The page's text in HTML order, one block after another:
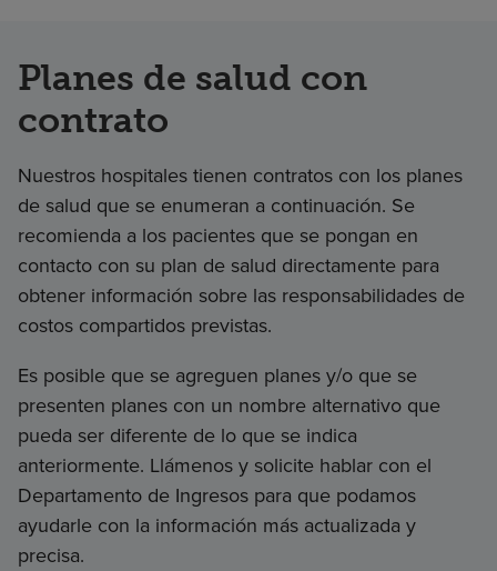
Planes de salud con
contrato
Nuestros hospitales tienen contratos con los planes
de salud que se enumeran a continuación. Se
recomienda a los pacientes que se pongan en
contacto con su plan de salud directamente para
obtener información sobre las responsabilidades de
costos compartidos previstas.
Es posible que se agreguen planes y/o que se
presenten planes con un nombre alternativo que
pueda ser diferente de lo que se indica
anteriormente. Llámenos y solicite hablar con el
Departamento de Ingresos para que podamos
ayudarle con la información más actualizada y
precisa.